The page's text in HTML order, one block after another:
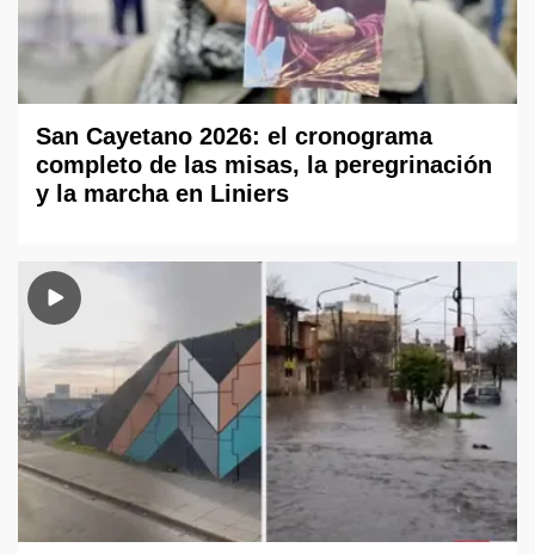
San Cayetano 2026: el cronograma
completo de las misas, la peregrinación
y la marcha en Liniers